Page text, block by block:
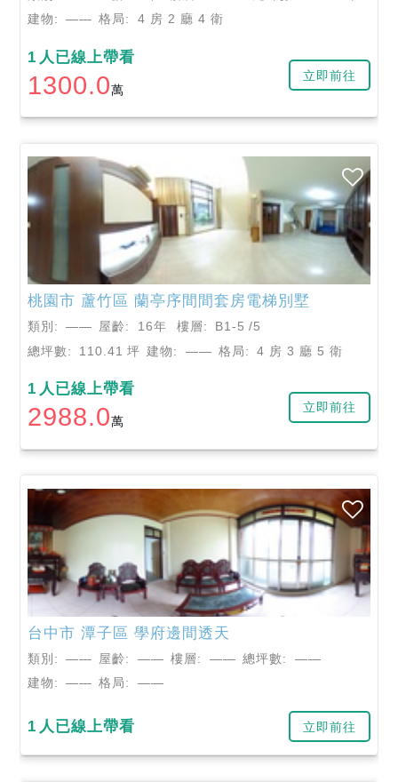
建物:
—— 格局: 4 房 2 廳 4 衛
1 人已線上帶看
1300.0萬
立即前往
桃園市 蘆竹區 蘭亭序間間套房電梯別墅
類別: —— 屋齡: 16年 樓層: B1-5 /5
總坪數:
110.41 坪 建物: —— 格局: 4 房 3 廳 5 衛
1 人已線上帶看
2988.0萬
立即前往
台中市 潭子區 學府邊間透天
類別: —— 屋齡: —— 樓層: —— 總坪數:
——
建物:
—— 格局: ——
1 人已線上帶看 立即前往